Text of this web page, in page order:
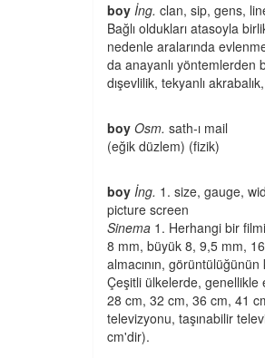
boy İng. clan, sip, gens,
Bağlı oldukları atasoyla
nedenle aralarında
da anayanlı
dışevlilik, tekyanlı
boy Osm. sath-ı mail
(eğik düzlem) (fizik)
boy İng. 1. size, gauge,
picture screen
Sinema 1. Herhangi bir
8 mm, büyük 8, 9,5 mm,
almacının,
Çeşitli ülkelerde, genellikle
28 cm, 32 cm, 36 cm, 41
televizyonu, taşınabilir
cm'dir).